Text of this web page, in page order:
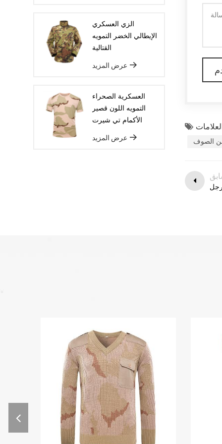
الصوف
في الوقت المحدد.
الزي العسكري
الإيطالي الخضر التمويه
القتالية
عرض المزيد
العسكرية الصحراء
التمويه اللون قصير
الأكمام تي شيرت
عرض المزيد